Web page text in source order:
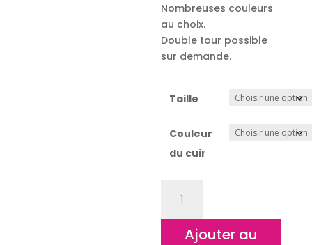
Nombreuses couleurs
au choix.
Double tour possible
sur demande.
Taille
Couleur
du cuir
Bracelet
Ajouter au